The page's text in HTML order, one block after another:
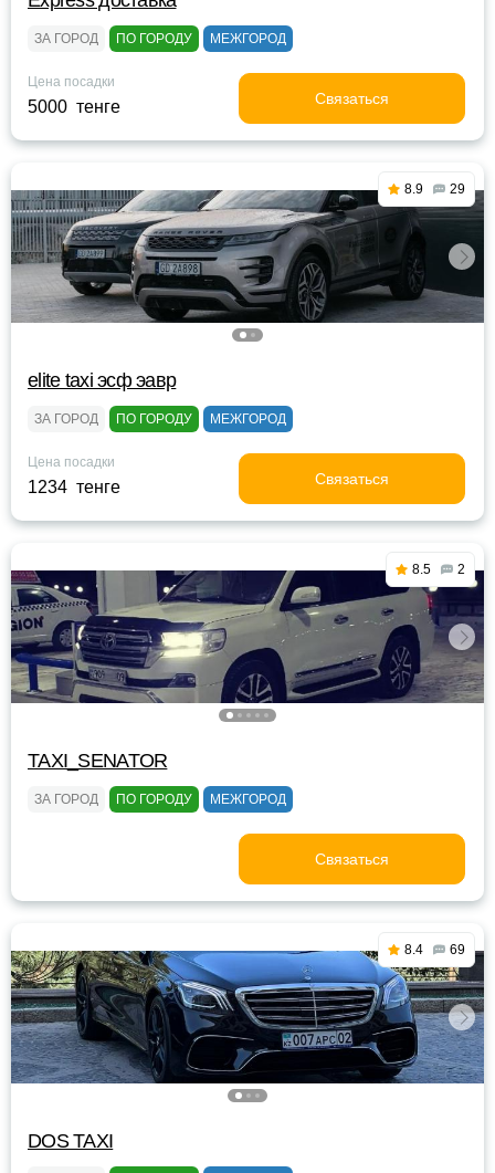
ЗА ГОРОД ПО ГОРОДУ МЕЖГОРОД
Цена посадки
5000 тенге Связаться
8.9 29
elite taxi эсф эавр
ЗА ГОРОД ПО ГОРОДУ МЕЖГОРОД
Цена посадки
1234 тенге Связаться
8.5 2
TAXI_SENATOR
ЗА ГОРОД ПО ГОРОДУ МЕЖГОРОД
Связаться
8.4 69
DOS TAXI